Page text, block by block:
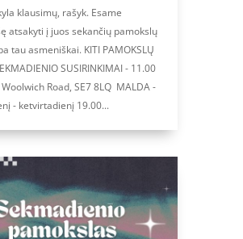
klausimų, rašyk. Esame
atsakyti į juos sekančių pamokslų
tau asmeniškai. KITI PAMOKSLŲ
SUSIRINKIMAI - 11.00
Road, SE7 8LQ MALDA -
- ketvirtadienį 19.00...